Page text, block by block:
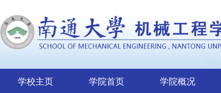
学校主页 学院首页 学院概况